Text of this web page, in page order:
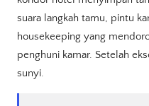
suara langkah tamu, pintu
housekeeping yang
penghuni kamar. Setelah
sunyi.